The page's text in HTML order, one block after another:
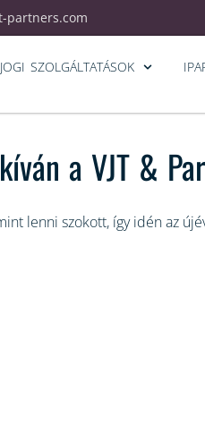
partners.com
JOGI SZOLGÁLTATÁSOK
a VJT &
lenni szokott, így idén az